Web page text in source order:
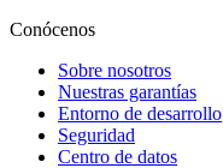
Conócenos
Sobre nosotros
Nuestras garantías
Entorno de desarrollo
Seguridad
Centro de datos